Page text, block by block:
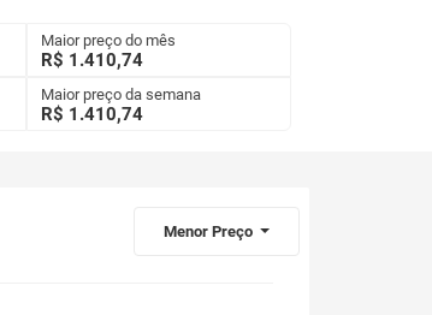
Maior preço do mês
R$ 1.410,74
Maior preço da semana
R$ 1.410,74
Menor Preço